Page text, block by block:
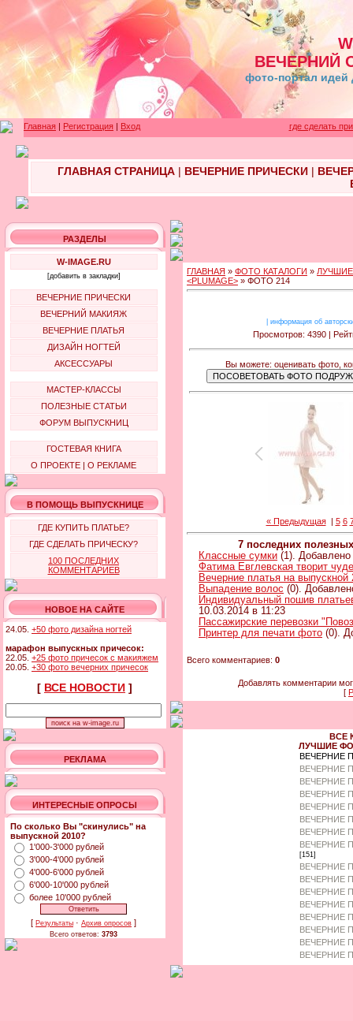
ВЕЧЕРНИЙ
фото-портал идей
Главная | Регистрация | Вход где сделать
ГЛАВНАЯ СТРАНИЦА| ВЕЧЕРНИЕ ПРИЧЕСКИ|
РАЗДЕЛЫ
W-IMAGE.RU
[добавить в закладки]
ВЕЧЕРНИЕ ПРИЧЕСКИ
ВЕЧЕРНИЙ МАКИЯЖ
ВЕЧЕРНИЕ ПЛАТЬЯ
ДИЗАЙН НОГТЕЙ
АКСЕССУАРЫ
МАСТЕР-КЛАССЫ
ПОЛЕЗНЫЕ СТАТЬИ
ФОРУМ ВЫПУСКНИЦ
ГОСТЕВАЯ КНИГА
О ПРОЕКТЕ | О РЕКЛАМЕ
В ПОМОЩЬ ВЫПУСКНИЦЕ
ГДЕ КУПИТЬ ПЛАТЬЕ?
ГДЕ СДЕЛАТЬ ПРИЧЕСКУ?
100 ПОСЛЕДНИХ
КОММЕНТАРИЕВ
НОВОЕ НА САЙТЕ
24.05. +50 фото дизайна ногтей
марафон выпускных причесок:
22.05. +25 фото причесок с макияжем
20.05. +30 фото вечерних причесок
[ ВСЕ НОВОСТИ ]
РЕКЛАМА
ИНТЕРЕСНЫЕ ОПРОСЫ
По сколько Вы "скинулись" на
выпускной 2010?
1'000-3'000 рублей
3'000-4'000 рублей
4'000-6'000 рублей
6'000-10'000 рублей
более 10'000 рублей
[ Результаты · Архив опросов ]
Всего ответов: 3793
ГЛАВНАЯ » ФОТО КАТАЛОГИ »
<PLUMAGE> » ФОТО 214
информация об
Просмотров: 4390 |
Вы можете: оценивать фото,
« Предыдущая| 5 6
7 последних
Классные сумки (1).
Фатима Евглевская творит
Вечерние платья на выпускной
Выпадение волос (0).
Индивидуальный пошив
10.03.2014 в 11:23
Пассажирские перевозки
Принтер для печати фото (0).
Всего комментариев: 0
Добавлять комментарии
[
ВСЕ
ЛУЧШИЕ
ВЕЧЕРНИЕ
ВЕЧЕРНИЕ
ВЕЧЕРНИЕ
ВЕЧЕРНИЕ
ВЕЧЕРНИЕ
ВЕЧЕРНИЕ
ВЕЧЕРНИЕ
ВЕЧЕРНИЕ
[151]
ВЕЧЕРНИЕ
ВЕЧЕРНИЕ
ВЕЧЕРНИЕ
ВЕЧЕРНИЕ
ВЕЧЕРНИЕ
ВЕЧЕРНИЕ
ВЕЧЕРНИЕ
ВЕЧЕРНИЕ